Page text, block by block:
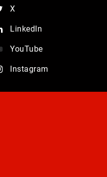
X
LinkedIn
YouTube
Instagram